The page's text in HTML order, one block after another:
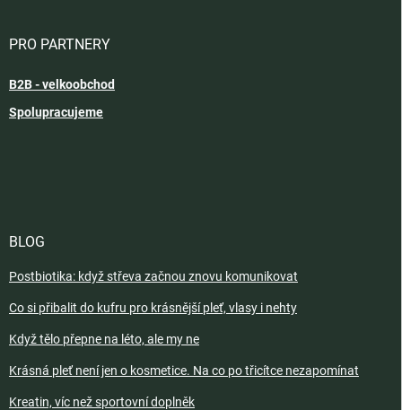
PRO PARTNERY
B2B - velkoobchod
Spolupracujeme
BLOG
Postbiotika: když střeva začnou znovu komunikovat
Co si přibalit do kufru pro krásnější pleť, vlasy i nehty
Když tělo přepne na léto, ale my ne
Krásná pleť není jen o kosmetice. Na co po třicítce nezapomínat
Kreatin, víc než sportovní doplněk